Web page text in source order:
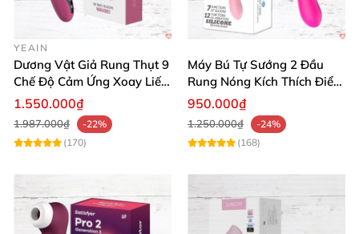
YEAIN
Dương Vật Giả Rung Thụt 9
Chế Độ Cảm Ứng Xoay Liếm
Toả Nhiệt Cao Cấp
1.550.000₫
1.987.000₫
-22%
(170)
Máy Bú Tự Sướng 2 Đầu
Rung Nóng Kích Thích Điểm
G Sung Sướng
950.000₫
1.250.000₫
-24%
(168)